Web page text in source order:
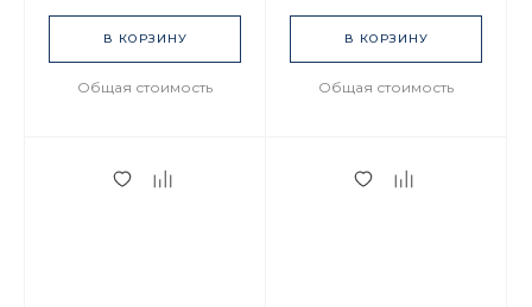
В КОРЗИНУ
Общая стоимость
В КОРЗИНУ
Общая стоимость